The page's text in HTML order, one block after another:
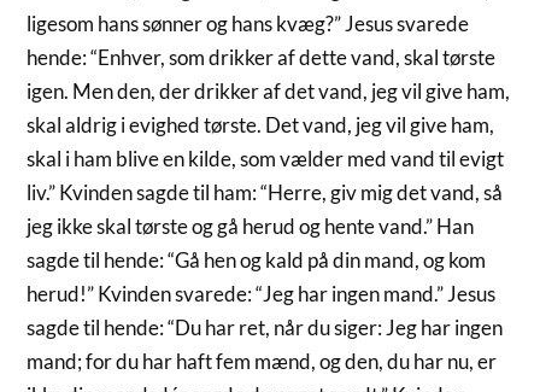
ligesom hans sønner og hans kvæg?” Jesus svarede
hende: “Enhver, som drikker af dette vand, skal tørste
igen. Men den, der drikker af det vand, jeg vil give ham,
skal aldrig i evighed tørste. Det vand, jeg vil give ham,
skal i ham blive en kilde, som vælder med vand til evigt
liv.” Kvinden sagde til ham: “Herre, giv mig det vand, så
jeg ikke skal tørste og gå herud og hente vand.” Han
sagde til hende: “Gå hen og kald på din mand, og kom
herud!” Kvinden svarede: “Jeg har ingen mand.” Jesus
sagde til hende: “Du har ret, når du siger: Jeg har ingen
mand; for du har haft fem mænd, og den, du har nu, er